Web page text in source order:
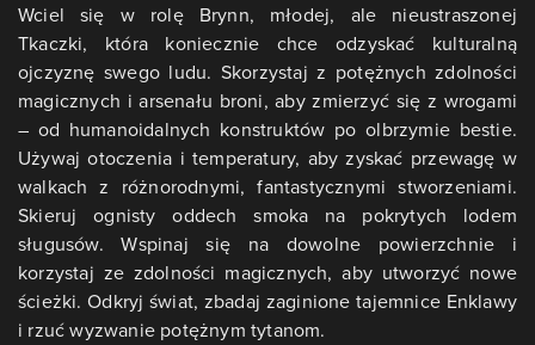
Wciel się w rolę Brynn, młodej, ale nieustraszonej
Tkaczki, która koniecznie chce odzyskać kulturalną
ojczyznę swego ludu. Skorzystaj z potężnych zdolności
magicznych i arsenału broni, aby zmierzyć się z wrogami
– od humanoidalnych konstruktów po olbrzymie bestie.
Używaj otoczenia i temperatury, aby zyskać przewagę w
walkach z różnorodnymi, fantastycznymi stworzeniami.
Skieruj ognisty oddech smoka na pokrytych lodem
sługusów. Wspinaj się na dowolne powierzchnie i
korzystaj ze zdolności magicznych, aby utworzyć nowe
ścieżki. Odkryj świat, zbadaj zaginione tajemnice Enklawy
i rzuć wyzwanie potężnym tytanom.